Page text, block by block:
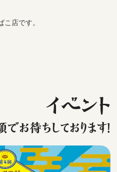
店です。
イベント
お待ちしております！